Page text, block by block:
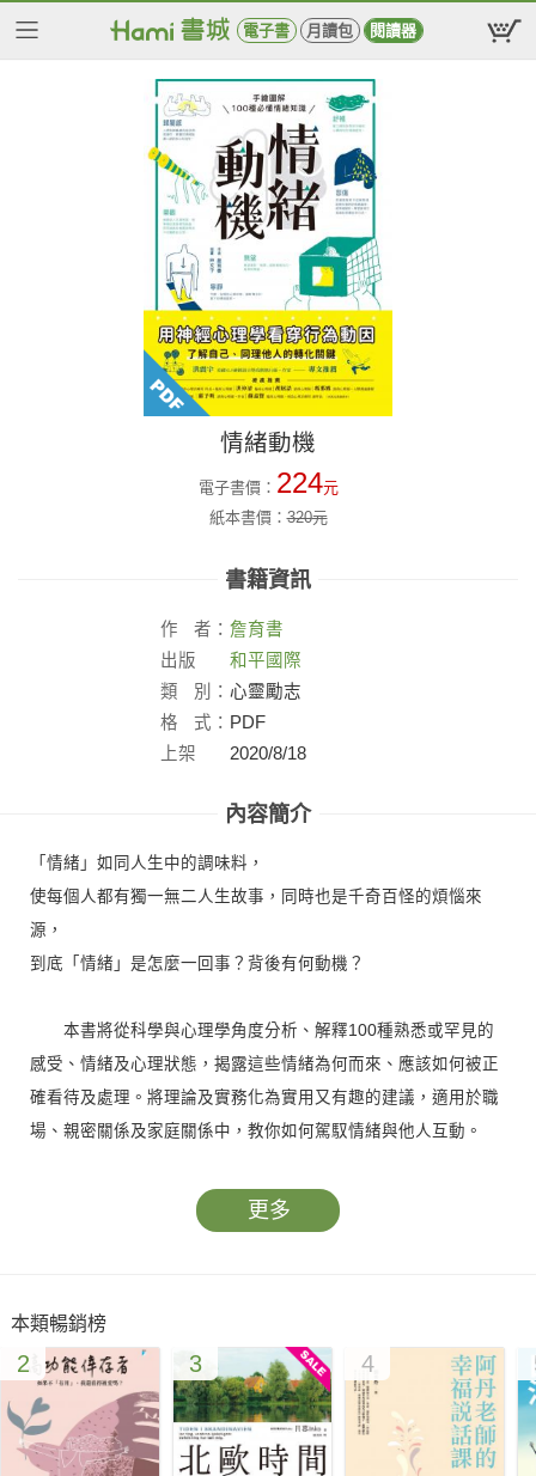
電子書 月讀包 閱讀器
情緒動機
電子書價： 224元
紙本書價：320元
書籍資訊
作 者： 詹育書
出版
社：
和平國際
類
別： 心靈勵志
格
式： PDF
上架
2020/8/18
內容簡介
「情緒」如同人生中的調味料，
使每個人都有獨一無二人生故事，同時也是千奇百怪的煩惱來
源，
到底「情緒」是怎麼一回事？背後有何動機？
本書將從科學與心理學角度分析、解釋100種熟悉或罕見的
感受、情緒及心理狀態，揭露這些情緒為何而來、應該如何被正
確看待及處理。將理論及實務化為實用又有趣的建議，適用於職
場、親密關係及家庭關係中，教你如何駕馭情緒與他人互動。
／為什麼我們需要覺察情緒背後的動機？／
線，使我們跳脫負面情緒的漩渦，避免進入憂鬱、燥鬱或是抑鬱
的狀態。
身心狀態的好壞決定了一切。縱使你有高於他人的聰明才
智，若情緒一直處於負面狀態，也都無濟於事。此時需要將情緒
更多
本類暢銷榜
2 3 4